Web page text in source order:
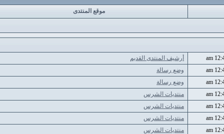
موقع المنتدى
أرشيف المنتدى القديم
وضع رسالة
وضع رسالة
منتديات الشرس
منتديات الشرس
منتديات الشرس
منتديات الشرس